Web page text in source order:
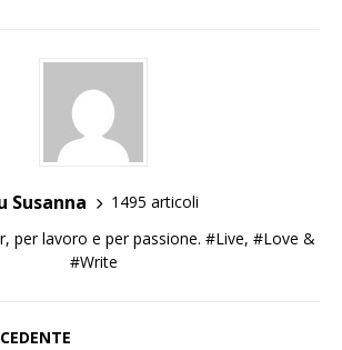
Susanna
1495 articoli
per lavoro e per passione. #Live, #Love &
#Write